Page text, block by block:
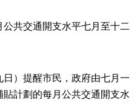
共交通開支水平七月至十二
）提醒市民，政府由七月一
計劃的每月公共交通開支水